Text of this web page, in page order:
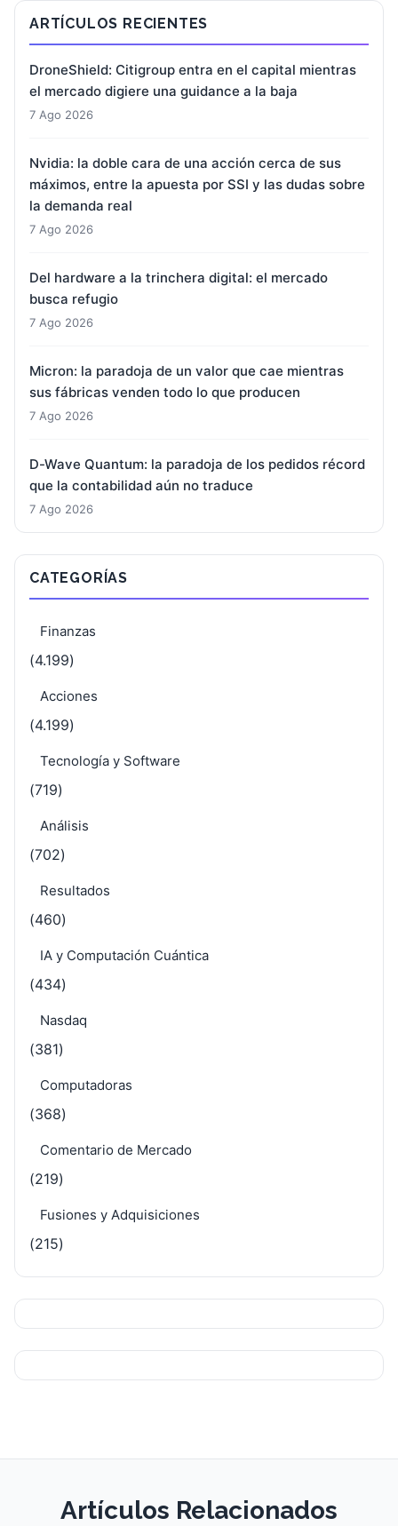
ARTÍCULOS RECIENTES
DroneShield: Citigroup entra en el capital mientras
el mercado digiere una guidance a la baja
7 Ago 2026
Nvidia: la doble cara de una acción cerca de sus
máximos, entre la apuesta por SSI y las dudas sobre
la demanda real
7 Ago 2026
Del hardware a la trinchera digital: el mercado
busca refugio
7 Ago 2026
Micron: la paradoja de un valor que cae mientras
sus fábricas venden todo lo que producen
7 Ago 2026
D-Wave Quantum: la paradoja de los pedidos récord
que la contabilidad aún no traduce
7 Ago 2026
CATEGORÍAS
Finanzas
(4.199)
Acciones
(4.199)
Tecnología y Software
(719)
Análisis
(702)
Resultados
(460)
IA y Computación Cuántica
(434)
Nasdaq
(381)
Computadoras
(368)
Comentario de Mercado
(219)
Fusiones y Adquisiciones
(215)
Artículos Relacionados